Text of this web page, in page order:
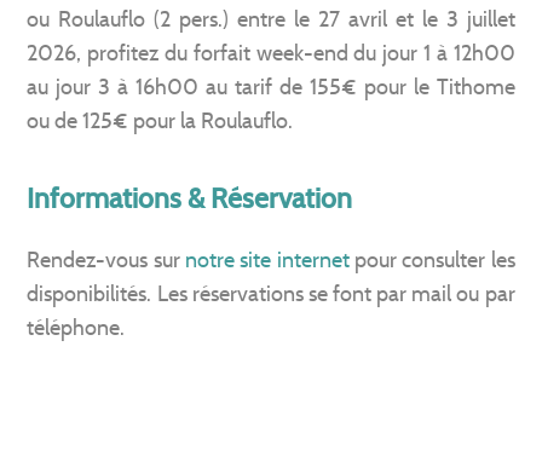
ou Roulauflo (2 pers.) entre le 27 avril et le 3 juillet
2026, profitez du forfait week-end du jour 1 à 12h00
au jour 3 à 16h00 au tarif de 155€ pour le Tithome
ou de 125€ pour la Roulauflo.
Informations & Réservation
Rendez-vous sur notre site internetpour consulter les
disponibilités. Les réservations se font par mail ou par
téléphone.